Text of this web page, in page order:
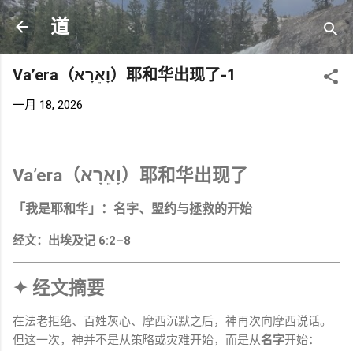
跳至主要内容
道
Va’era（וָאֵרָא）耶和华出现了-1
一月 18, 2026
Va’era（וָאֵרָא）耶和华出现了
「我是耶和华」：名字、盟约与拯救的开始
经文：出埃及记 6:2–8
✦ 经文摘要
在法老拒绝、百姓灰心、摩西沉默之后，神再次向摩西说话。
但这一次，神并不是从策略或灾难开始，而是从名字开始：